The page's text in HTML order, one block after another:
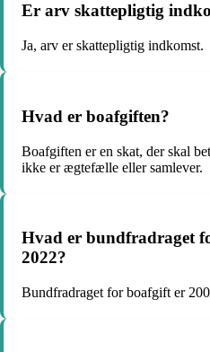
Er arv skattepligtig
Ja, arv er skattepligtig indkomst.
Hvad er boafgiften?
Boafgiften er en skat, der skal
ikke er ægtefælle eller samlever.
Hvad er bundfradraget
2022?
Bundfradraget for boafgift er